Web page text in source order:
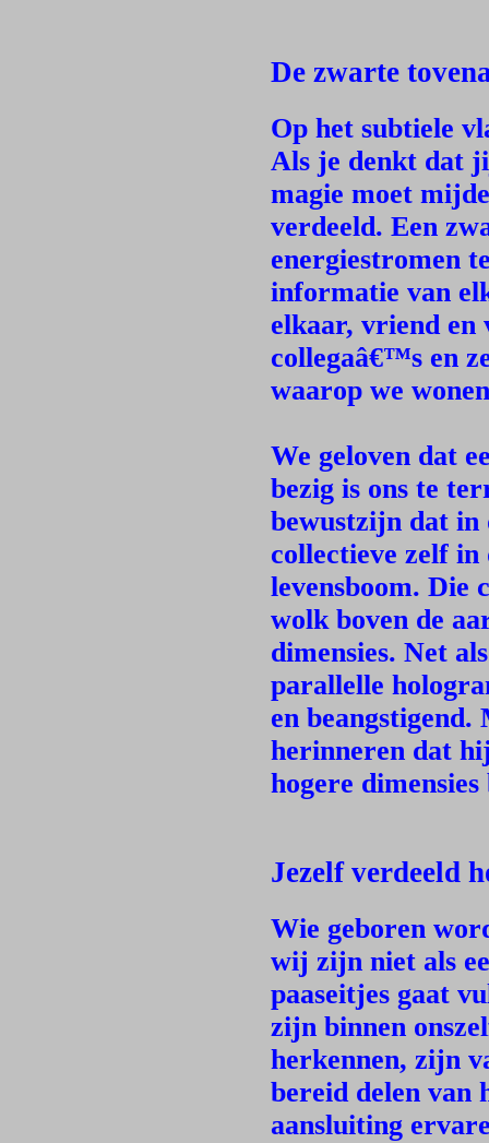
De zwarte
Op het subtiele
Als je denkt dat
magie moet
verdeeld. Een
energiestromen
informatie van
elkaar, vriend en
collegaâ€™s en
waarop we
We geloven dat
bezig is ons te
bewustzijn dat in
collectieve zelf in
levensboom. Die
wolk boven de
dimensies. Net
parallelle
en
herinneren dat
hogere dimensies
Jezelf verdeeld
Wie geboren
wij zijn niet als
paaseitjes gaat
zijn binnen
herkennen, zijn
bereid delen van
aansluiting